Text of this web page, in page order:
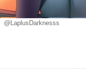
@LaplusDarknesss